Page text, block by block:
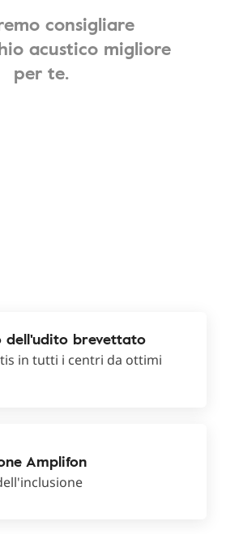
consigliare
acustico migliore
per te.
dell'udito brevettato
in tutti i centri da ottimi
Amplifon